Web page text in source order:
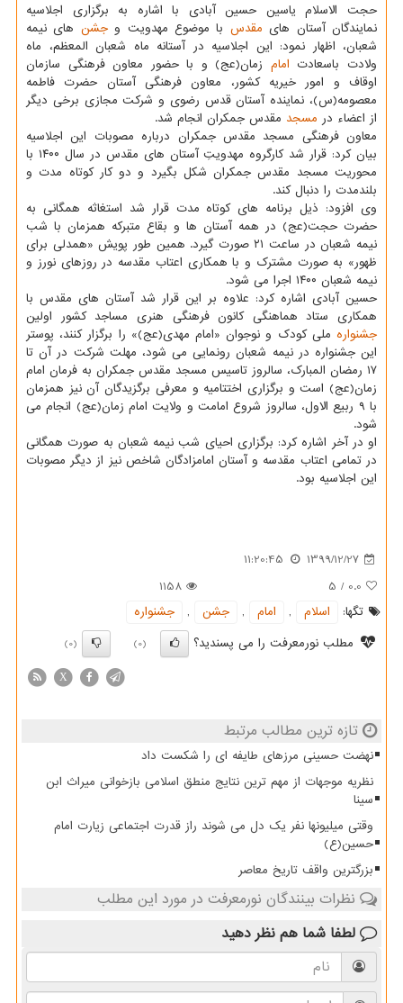
حجت الاسلام یاسین حسین آبادی با اشاره به برگزاری اجلاسیه
نمایندگان آستان های مقدس با موضوع مهدویت وجشن های نیمه
شعبان، اظهار نمود: این اجلاسیه در آستانه ماه شعبان المعظم، ماه
ولادت باسعادت امام زمان(عج) و با حضور معاون فرهنگی سازمان
اوقاف و امور خیریه کشور، معاون فرهنگی آستان حضرت فاطمه
معصومه(س)، نماینده آستان قدس رضوی و شرکت مجازی برخی دیگر
از اعضاء در مسجد مقدس جمکران انجام شد.
معاون فرهنگی مسجد مقدس جمکران درباره مصوبات این اجلاسیه
بیان کرد: قرار شد کارگروه مهدویتِ آستان های مقدس در سال ۱۴۰۰ با
محوریت مسجد مقدس جمکران شکل بگیرد و دو کار کوتاه مدت و
بلندمدت را دنبال کند.
وی افزود: ذیل برنامه های کوتاه مدت قرار شد استغاثه همگانی به
حضرت حجت(عج) در همه آستان ها و بقاع متبرکه همزمان با شب
نیمه شعبان در ساعت ۲۱ صورت گیرد. همین طور پویش «همدلی برای
ظهور» به صورت مشترک و با همکاری اعتاب مقدسه در روزهای نورز و
نیمه شعبان ۱۴۰۰ اجرا می شود.
حسین آبادی اشاره کرد: علاوه بر این قرار شد آستان های مقدس با
همکاری ستاد هماهنگی کانون فرهنگی هنری مساجد کشور اولین
جشنواره ملی کودک و نوجوان «امام مهدی(عج)» را برگزار کنند، پوستر
این جشنواره در نیمه شعبان رونمایی می شود، مهلت شرکت در آن تا
۱۷ رمضان المبارک، سالروز تاسیس مسجد مقدس جمکران به فرمان امام
زمان(عج) است و برگزاری اختتامیه و معرفی برگزیدگان آن نیز همزمان
با ۹ ربیع الاول، سالروز شروع امامت و ولایت امام زمان(عج) انجام می
شود.
او در آخر اشاره کرد: برگزاری احیای شب نیمه شعبان به صورت همگانی
در تمامی اعتاب مقدسه و آستان امامزادگان شاخص نیز از دیگر مصوبات
این اجلاسیه بود.
1399/12/27
11:20:45
0.0
/
5
1158
تگها:
اسلام , امام , جشن ,
جشنواره
مطلب نورمعرفت را می پسندید؟
(0)
(0)
X
تازه ترین مطالب مرتبط
نهضت حسینی مرزهای طایفه ای را شکست داد
نظریه موجهات از مهم ترین نتایج منطق اسلامی بازخوانی میراث ابن
سینا
وقتی میلیونها نفر یک دل می شوند راز قدرت اجتماعی زیارت امام
حسین(ع)
بزرگترین واقف تاریخ معاصر
نظرات بینندگان نورمعرفت در مورد این مطلب
لطفا شما هم نظر دهید